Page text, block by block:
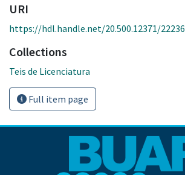
URI
https://hdl.handle.net/20.500.12371/22236
Collections
Teis de Licenciatura
Full item page